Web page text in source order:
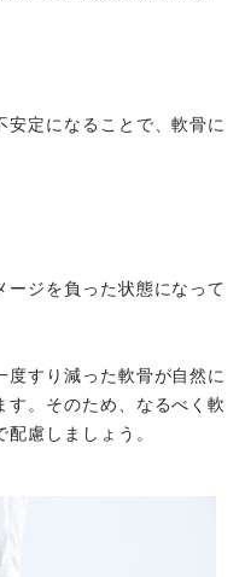
定になることで、軟骨に
ージを負った状態になって
すり減った軟骨が自然に
す。そのため、なるべく軟
慮しましょう。